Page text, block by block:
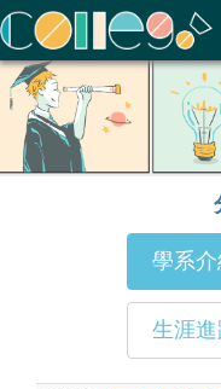
ColleGo! 大學選才與高中
學系介
生涯進